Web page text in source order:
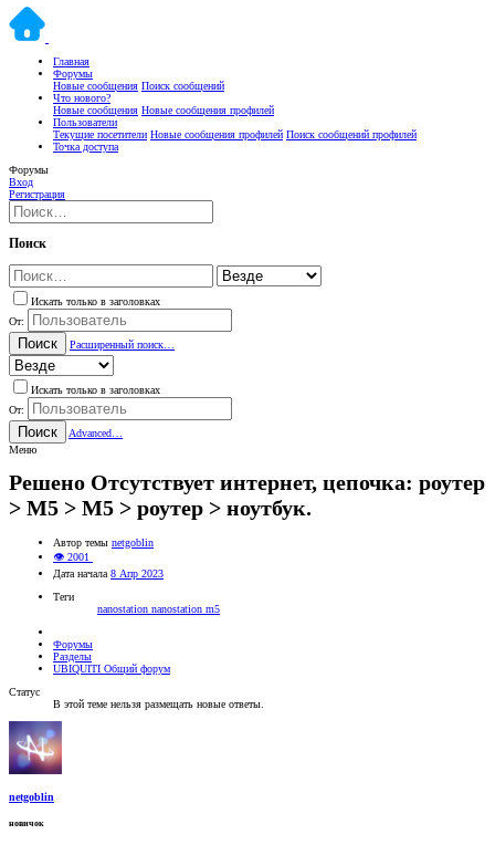
Главная
Форумы
Новые сообщения Поиск сообщений
Что нового?
Новые сообщения Новые сообщения профилей
Пользователи
Текущие посетители Новые сообщения профилей Поиск сообщений профилей
Точка доступа
Форумы
Вход
Регистрация
Поиск
Искать только в заголовках
От:
Поиск Расширенный поиск…
Искать только в заголовках
От:
Поиск
Advanced…
Меню
Решено Отсутствует интернет, цепочка: роутер
> M5 > M5 > роутер > ноутбук.
Автор темы netgoblin
👁 2001
Дата начала 8 Апр 2023
Теги
nanostation nanostation m5
Форумы
Разделы
UBIQUITI Общий форум
Статус
В этой теме нельзя размещать новые ответы.
netgoblin
новичок